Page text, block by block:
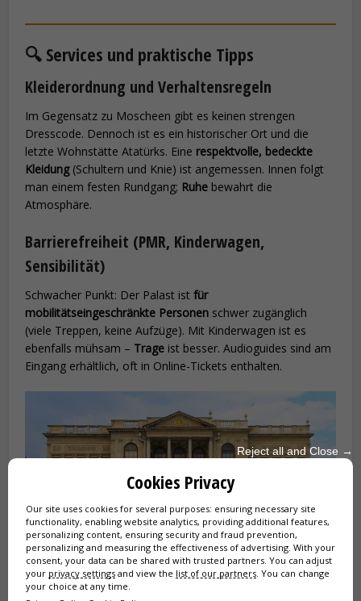
🔍 Services und praktische Tipps
Kleiderordnung und Verhaltensregeln
Im Gegensatz zu Moscheen gibt es keinen strengen
Dresscode. Dennoch ist es ein historischer Ort und die
letzte Wohnstätte Atatürks. Eine respektvolle, bedeckte
Kleidung(Schultern und Knie) ist angemessen. Innen folgt
man einem festen Rundgang; Ruhe bewahrt die
Atmosphäre.
Barrierefreiheit (PMR, Kinderwagen,
Sensibilität)
Schwacher Punkt: Der Palast istfür
mobilitätseingeschränkte Personen schwer zugänglich
(viele Treppen, keine Aufzüge). Mit Kinderwagen ist es
ebenfalls mühsam – Trage ist besser. Audioguides sind am
Eingang erhältlich, oft in Online-Tickets enthalten.
Reject all and Close →
Cookies Privacy
Our site uses cookies for several purposes: ensuring necessary site
functionality, enabling website analytics, providing additional features,
personalizing content, ensuring security and fraud prevention,
personalizing and measuring the effectiveness of advertising. With your
consent, your data can be shared with trusted partners. You can adjust
your privacy settings and view the list of our partners. You can change
your choice at any time.